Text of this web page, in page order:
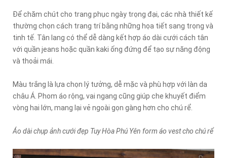
Để chăm chút cho trang phục ngày trọng đại, các nhà thiết kế
thường chọn cách trang trí bằng những họa tiết sang trọng và
tinh tế. Tân lang có thể dễ dàng kết hợp áo dài cưới cách tân
với quần jeans hoặc quần kaki ống đứng để tạo sự năng động
và thoải mái.
Màu trắng là lựa chọn lý tưởng, dễ mặc và phù hợp với làn da
châu Á. Phom áo rộng, vai ngang cũng giúp che khuyết điểm
vòng hai lớn, mang lại vẻ ngoài gọn gàng hơn cho chú rể.
Áo dài chụp ảnh cưới đẹp Tuy Hòa Phú Yên form áo vest cho chú rể